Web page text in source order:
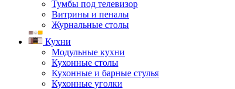
Тумбы под телевизор
Витрины и пеналы
Журнальные столы
Кухни
Модульные кухни
Кухонные столы
Кухонные и барные стулья
Кухонные уголки